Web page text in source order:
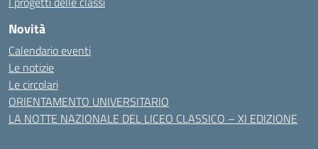
Novità
Calendario eventi
Le notizie
Le circolari
ORIENTAMENTO UNIVERSITARIO
LA NOTTE NAZIONALE DEL LICEO CLASSICO – XI EDIZIONE